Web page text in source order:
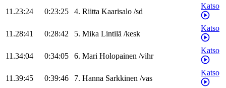
11.23:24 0:23:25 4. Riitta Kaarisalo /sd
Katso
11.28:41 0:28:42 5. Mika Lintilä /kesk
Katso
11.34:04 0:34:05 6. Mari Holopainen /vihr
Katso
11.39:45 0:39:46 7. Hanna Sarkkinen /vas
Katso